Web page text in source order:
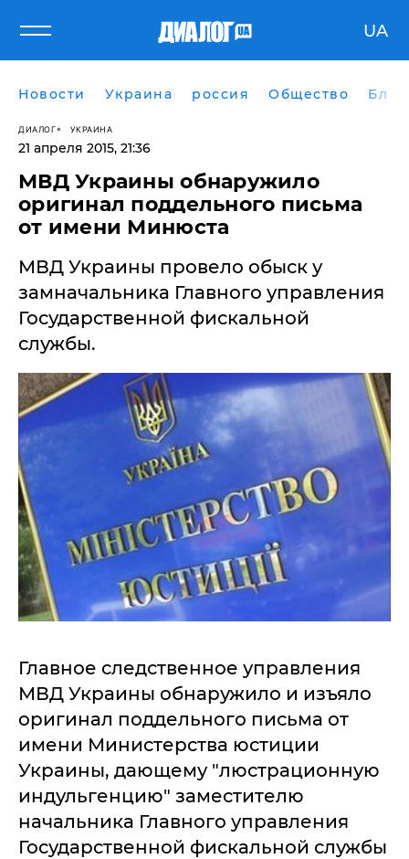
UA
Новости Украина россия Общество
ДИАЛОГ УКРАИНА
21 апреля 2015, 21:36
МВД Украины обнаружило
оригинал поддельного письма
от имени Минюста
МВД Украины провело обыск у
замначальника Главного управления
Государственной фискальной
службы.
Главное следственное управления
МВД Украины обнаружило и изъяло
оригинал поддельного письма от
имени Министерства юстиции
Украины, дающему "люстрационную
индульгенцию" заместителю
начальника Главного управления
Государственной фискальной службы